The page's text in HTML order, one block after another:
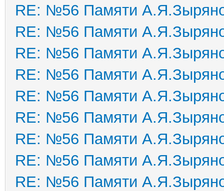
RE: №56 Памяти
RE: №56 Памяти
RE: №56 Памяти
RE: №56 Памяти
RE: №56 Памяти
RE: №56 Памяти
RE: №56 Памяти
RE: №56 Памяти
RE: №56 Памяти